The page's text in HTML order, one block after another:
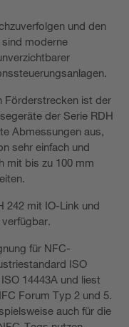
und den
sind moderne
Förderstrecken ist der
der Serie RDH
Abmessungen aus,
sehr einfach und
mit bis zu 100 mm
242 mit IO-Link und
für NFC-
ISO
14443A und liest
Forum Typ 2 und 5.
auch für die